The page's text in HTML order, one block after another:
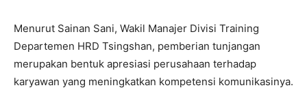
Menurut Sainan Sani, Wakil Manajer Divisi Training
Departemen HRD Tsingshan, pemberian tunjangan
merupakan bentuk apresiasi perusahaan terhadap
karyawan yang meningkatkan kompetensi komunikasinya.